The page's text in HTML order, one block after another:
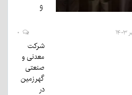
و
شرکت
معدنی و
صنعتی
گهرزمین
در